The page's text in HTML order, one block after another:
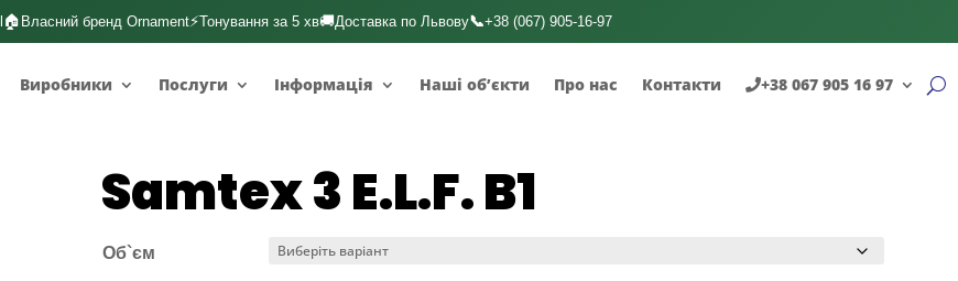
🏠 Власний бренд Ornament⚡Тонування за 5 хв🚚Доставка по Львову📞+38 (067) 905-16-97
Виробники Послуги Інформація Наші об’єкти Про нас Контакти +38 067 905 16 97
Samtex 3 E.L.F. B1
Об`єм